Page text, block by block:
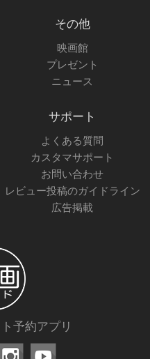
その他
映画館
プレゼント
ニュース
サポート
よくある質問
カスタマサポート
お問い合わせ
レビュー投稿のガイドライン
広告掲載
予約アプリ
Instagram